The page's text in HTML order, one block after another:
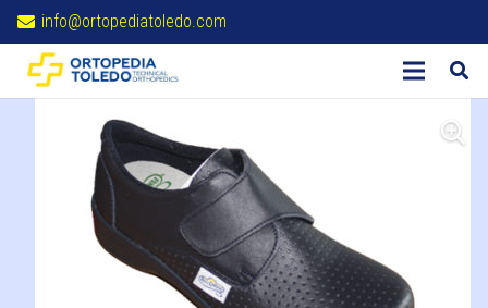
info@ortopediatoledo.com